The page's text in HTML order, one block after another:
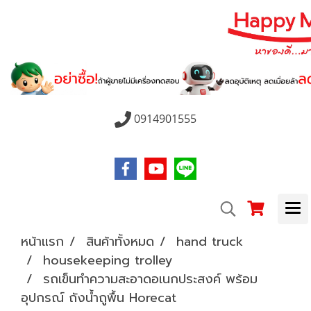
0914901555
หน้าแรก สินค้าทั้งหมด
hand truck
housekeeping trolley
รถเข็นทำความสะอาดอเนกประสงค์ พร้อม
อุปกรณ์ ถังน้ำถูพื้น Horecat